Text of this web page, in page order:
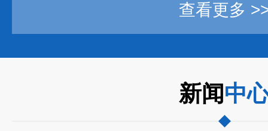
查看更多
新闻中